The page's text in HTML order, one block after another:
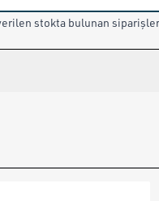
stokta bulunan